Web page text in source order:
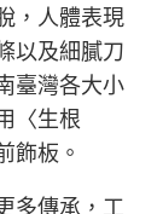
，人體表現
以及細膩刀
臺灣各大小
〈生根
飾板。
多傳承，工